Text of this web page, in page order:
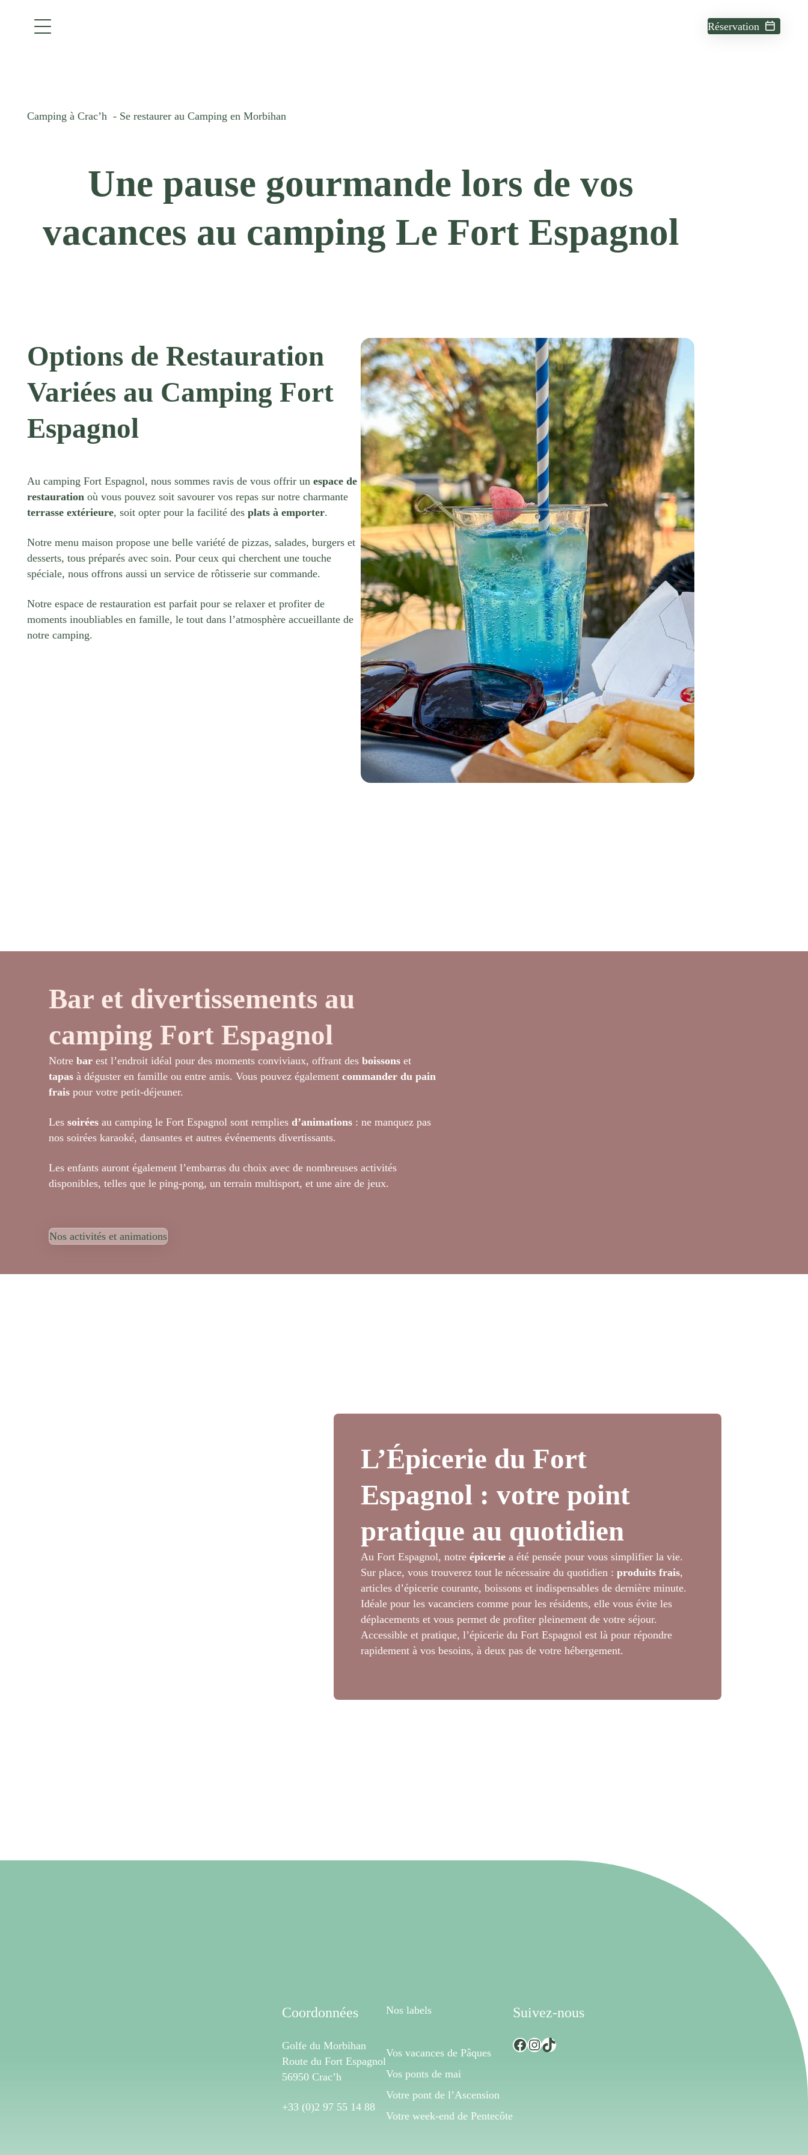
Réservation
Camping à Crac’h Se restaurer au Camping en Morbihan
Une pause gourmande lors de vos
vacances au camping Le Fort Espagnol
Options de Restauration
Variées au Camping Fort
Espagnol
Au camping Fort Espagnol, nous sommes ravis de vous offrir un espace de
restauration où vous pouvez soit savourer vos repas sur notre charmante
terrasse extérieure, soit opter pour la facilité des plats à emporter.
Notre menu maison propose une belle variété de pizzas, salades, burgers et
desserts, tous préparés avec soin. Pour ceux qui cherchent une touche
spéciale, nous offrons aussi un service de rôtisserie sur commande.
Notre espace de restauration est parfait pour se relaxer et profiter de
moments inoubliables en famille, le tout dans l’atmosphère accueillante de
notre camping.
Bar et divertissements au
camping Fort Espagnol
Notre bar est l’endroit idéal pour des moments conviviaux, offrant des boissons et
tapas à déguster en famille ou entre amis. Vous pouvez également commander du pain
frais pour votre petit-déjeuner.
Les soirées au camping le Fort Espagnol sont remplies d’animations : ne manquez pas
nos soirées karaoké, dansantes et autres événements divertissants.
Les enfants auront également l’embarras du choix avec de nombreuses activités
disponibles, telles que le ping-pong, un terrain multisport, et une aire de jeux.
Nos activités et animations
L’Épicerie du Fort
Espagnol : votre point
pratique au quotidien
Au Fort Espagnol, notre épicerie a été pensée pour vous simplifier la vie.
Sur place, vous trouverez tout le nécessaire du quotidien : produits frais,
articles d’épicerie courante, boissons et indispensables de dernière minute.
Idéale pour les vacanciers comme pour les résidents, elle vous évite les
déplacements et vous permet de profiter pleinement de votre séjour.
Accessible et pratique, l’épicerie du Fort Espagnol est là pour répondre
rapidement à vos besoins, à deux pas de votre hébergement.
Coordonnées
Golfe du Morbihan
Route du Fort Espagnol
56950 Crac’h
+33 (0)2 97 55 14 88
Nos labels
Vos vacances de Pâques
Vos ponts de mai
Votre pont de l’Ascension
Votre week-end de Pentecôte
Suivez-nous
Facebook InstagramTikTok